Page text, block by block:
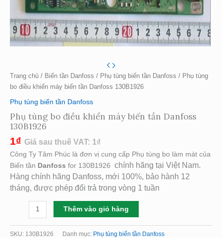
Trang chủ / Biến tần Danfoss / Phụ tùng biến tần Danfoss / Phụ tùng
bo điều khiển máy biến tần Danfoss 130B1926
Phụ tùng biến tần Danfoss
Phụ tùng bo điều khiển máy biến tần Danfoss
130B1926
1₫ Giá sau thuế VAT: 1₫
Công Ty Tâm Phúc là đơn vị cung cấp Phụ tùng bo làm mát của
Biến tần Danfoss for 130B1926 chính hãng tại Việt Nam.
Hàng chính hãng Danfoss, mới 100%, bảo hành 12
tháng, được phép đổi trả trong vòng 1 tuần
Thêm vào giỏ hàng
SKU: 130B1926 Danh mục: Phụ tùng biến tần Danfoss